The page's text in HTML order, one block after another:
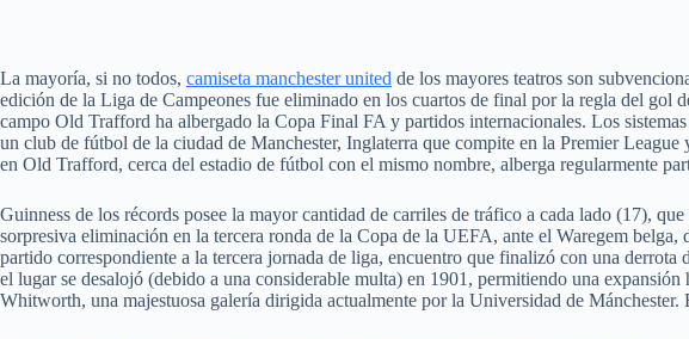
La mayoría, si no todos, camiseta manchester united de los mayores teatros son
edición de la Liga de Campeones fue eliminado en los cuartos de final por la regla del
campo Old Trafford ha albergado la Copa Final FA y partidos internacionales. Los
un club de fútbol de la ciudad de Manchester, Inglaterra que compite en la Premier
en Old Trafford, cerca del estadio de fútbol con el mismo nombre, alberga regularmente
Guinness de los récords posee la mayor cantidad de carriles de tráfico a cada lado (17),
sorpresiva eliminación en la tercera ronda de la Copa de la UEFA, ante el Waregem
partido correspondiente a la tercera jornada de liga, encuentro que finalizó con una
el lugar se desalojó (debido a una considerable multa) en 1901, permitiendo una
Whitworth, una majestuosa galería dirigida actualmente por la Universidad de